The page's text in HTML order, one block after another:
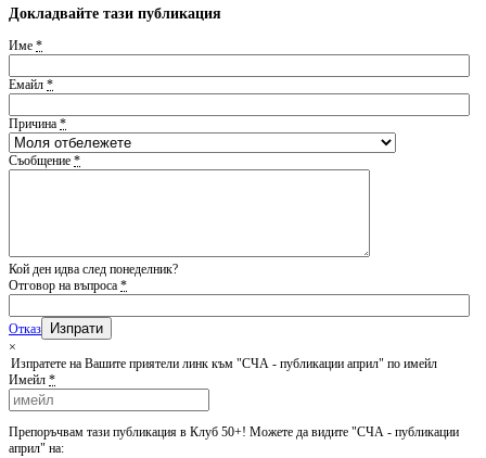
Докладвайте тази публикация
Име *
Емайл *
Причина *
Съобщение *
Кой ден идва след понеделник?
Отговор на въпроса *
Отказ
×
Изпратете на Вашите приятели линк към "СЧА - публикации април" по имейл
Имейл *
Препоръчвам тази публикация в Клуб 50+! Можете да видите "СЧА - публикации
април" на: